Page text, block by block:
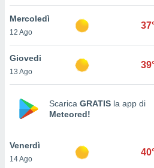
il
un
la
nella
Mercoledì
12 Ago
Giovedi
13 Ago
Scarica GRATIS la app di
Meteored!
Venerdì
14 Ago